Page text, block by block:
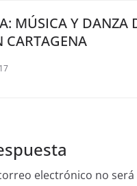
MÚSICA Y DANZA
electrónico no será